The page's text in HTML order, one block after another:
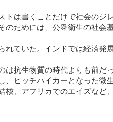
は書くことだけで社会の
ためには、公衆衛生の社会
ていた。インドでは経済
抗生物質の時代よりも前だ
ヒッチハイカーとなった微
、アフリカでのエイズなど